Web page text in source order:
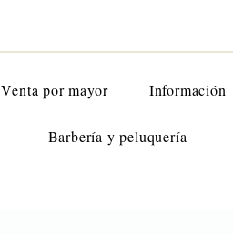
Venta por mayor Información
Barbería y peluquería